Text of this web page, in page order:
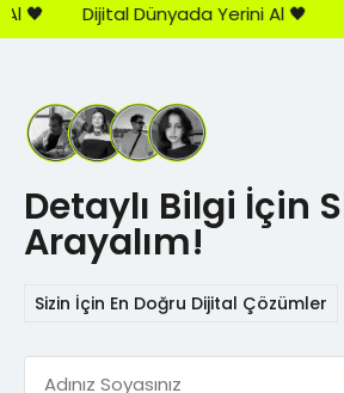
Dijital Dünyada Yerini Al 🖤
Detaylı Bilgi İçin
Arayalım!
Sizin İçin En Doğru Dijital Çözümler